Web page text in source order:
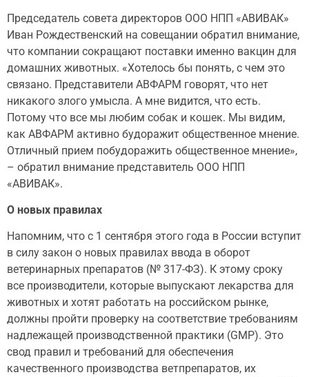
Председатель совета директоров ООО НПП «АВИВАК»
Иван Рождественский на совещании обратил внимание,
что компании сокращают поставки именно вакцин для
домашних животных. «Хотелось бы понять, с чем это
связано. Представители АВФАРМ говорят, что нет
никакого злого умысла. А мне видится, что есть.
Потому что все мы любим собак и кошек. Мы видим,
как АВФАРМ активно будоражит общественное мнение.
Отличный прием побудоражить общественное мнение»,
– обратил внимание представитель ООО НПП
«АВИВАК».
О новых правилах
Напомним, что с 1 сентября этого года в России вступит
в силу закон о новых правилах ввода в оборот
ветеринарных препаратов (№ 317-ФЗ). К этому сроку
все производители, которые выпускают лекарства для
животных и хотят работать на российском рынке,
должны пройти проверку на соответствие требованиям
надлежащей производственной практики (GMP). Это
свод правил и требований для обеспечения
качественного производства ветпрепаратов, их